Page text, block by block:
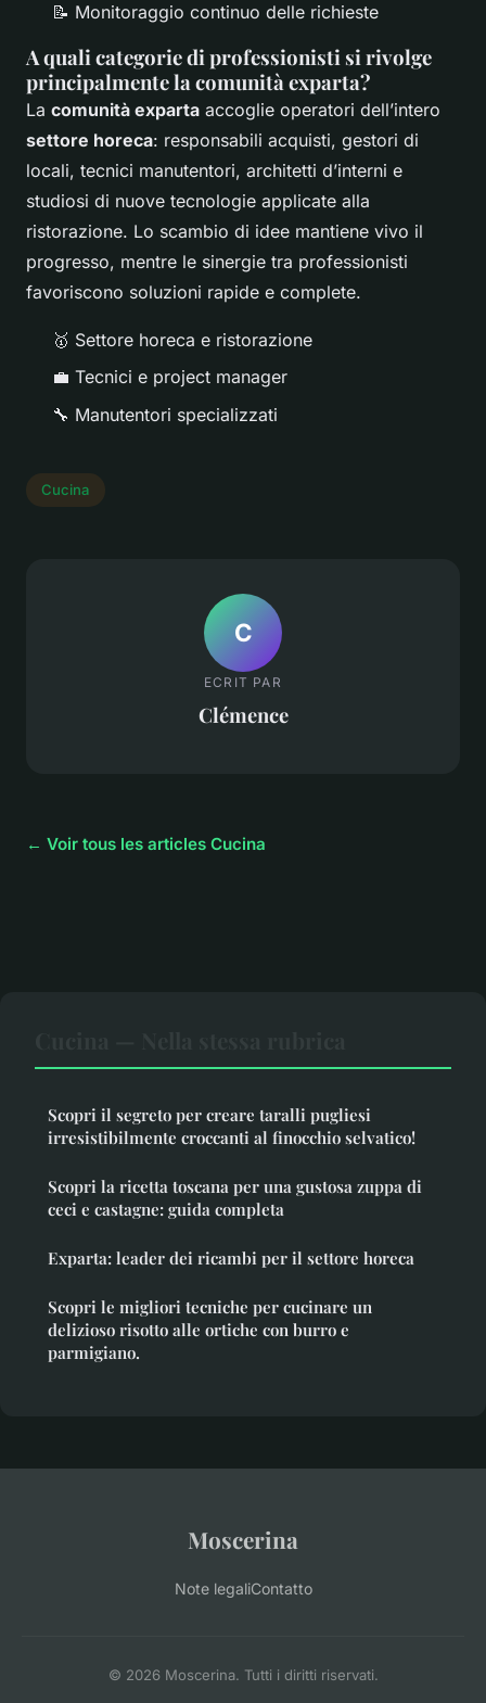
📝 Monitoraggio continuo delle richieste
A quali categorie di professionisti si rivolge
principalmente la comunità exparta?
La comunità exparta accoglie operatori dell’intero
settore horeca: responsabili acquisti, gestori di
locali, tecnici manutentori, architetti d’interni e
studiosi di nuove tecnologie applicate alla
ristorazione. Lo scambio di idee mantiene vivo il
progresso, mentre le sinergie tra professionisti
favoriscono soluzioni rapide e complete.
🥇 Settore horeca e ristorazione
💼 Tecnici e project manager
🔧 Manutentori specializzati
Cucina
C
ECRIT PAR
Clémence
← Voir tous les articles Cucina
Scopri il segreto per creare taralli pugliesi
irresistibilmente croccanti al finocchio selvatico!
Scopri la ricetta toscana per una gustosa zuppa di
ceci e castagne: guida completa
Exparta: leader dei ricambi per il settore horeca
Scopri le migliori tecniche per cucinare un
delizioso risotto alle ortiche con burro e
parmigiano.
Moscerina
Note legaliContatto
© 2026 Moscerina. Tutti i diritti riservati.